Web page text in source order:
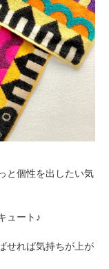
と個性を出したい気
ュート♪
せれば気持ちが上が